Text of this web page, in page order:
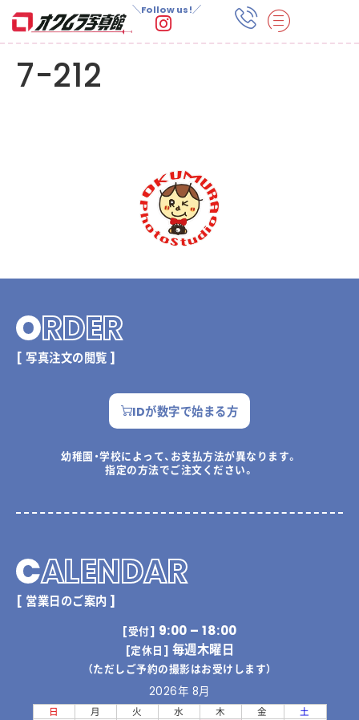
＼Follow us!／
7-212
ORDER
[ 写真注文の閲覧 ]
IDが数字で始まる方
幼稚園・学校によって、お支払方法が異なります。
指定の方法でご注文ください。
CALENDAR
[ 営業日のご案内 ]
[受付] 9:00 – 18:00
[定休日] 毎週木曜日
（ただしご予約の撮影はお受けします）
2026年 8月
日 月 火 水 木 金 土